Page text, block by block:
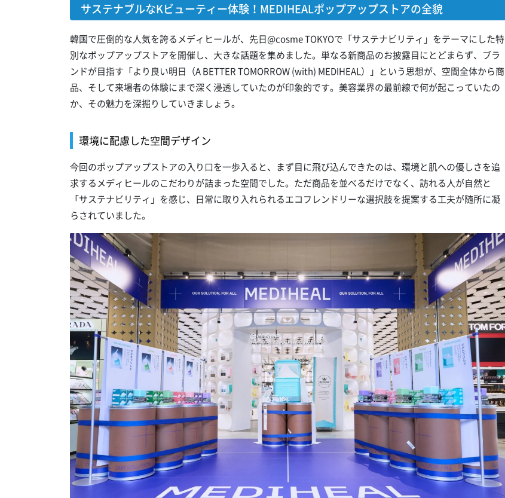
サステナブルなKビューティー体験！MEDIHEALポップアップストアの全貌
韓国で圧倒的な人気を誇るメディヒールが、先日@cosme TOKYOで「サステナビリティ」をテーマにした特
別なポップアップストアを開催し、大きな話題を集めました。単なる新商品のお披露目にとどまらず、ブラ
ンドが目指す「より良い明日（A BETTER TOMORROW (with) MEDIHEAL）」という思想が、空間全体から商
品、そして来場者の体験にまで深く浸透していたのが印象的です。美容業界の最前線で何が起こっていたの
か、その魅力を深掘りしていきましょう。
環境に配慮した空間デザイン
今回のポップアップストアの入り口を一歩入ると、まず目に飛び込んできたのは、環境と肌への優しさを追
求するメディヒールのこだわりが詰まった空間でした。ただ商品を並べるだけでなく、訪れる人が自然と
「サステナビリティ」を感じ、日常に取り入れられるエコフレンドリーな選択肢を提案する工夫が随所に凝
らされていました。